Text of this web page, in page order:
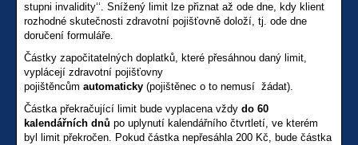
stupni invalidity‘‘. Snížený limit lze přiznat až ode dne, kdy klient
rozhodné skutečnosti zdravotní pojišťovně doloží, tj. ode dne
doručení formuláře.
Částky započitatelných doplatků, které přesáhnou daný limit,
vyplácejí zdravotní pojišťovny
pojištěncům automaticky (pojištěnec o to nemusí žádat).
Částka překračující limit bude vyplacena vždy do 60
kalendářních dnů po uplynutí kalendářního čtvrtletí, ve kterém
byl limit překročen. Pokud částka nepřesáhla 200 Kč, bude částka